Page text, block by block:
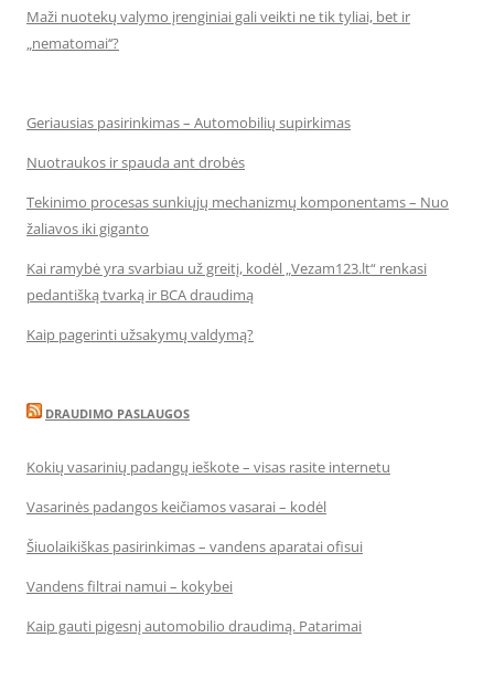
Maži nuotekų valymo įrenginiai gali veikti ne tik tyliai, bet ir
„nematomai‘‘?
Geriausias pasirinkimas – Automobilių supirkimas
Nuotraukos ir spauda ant drobės
Tekinimo procesas sunkiųjų mechanizmų komponentams – Nuo
žaliavos iki giganto
Kai ramybė yra svarbiau už greitį, kodėl „Vezam123.lt“ renkasi
pedantišką tvarką ir BCA draudimą
Kaip pagerinti užsakymų valdymą?
DRAUDIMO PASLAUGOS
Kokių vasarinių padangų ieškote – visas rasite internetu
Vasarinės padangos keičiamos vasarai – kodėl
Šiuolaikiškas pasirinkimas – vandens aparatai ofisui
Vandens filtrai namui – kokybei
Kaip gauti pigesnį automobilio draudimą. Patarimai